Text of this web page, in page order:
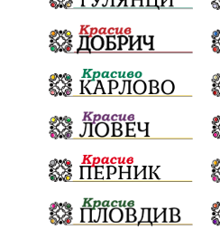
Световна купа Мафия
Благотворителност
Българска патриаршия
Криминално Творчество
Ценности Европейска
Урсула фон дер Лайен